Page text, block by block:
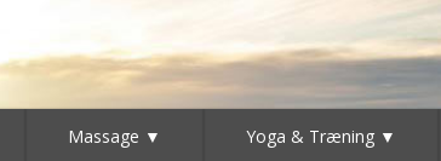
Massage ▼ Yoga & Træning ▼